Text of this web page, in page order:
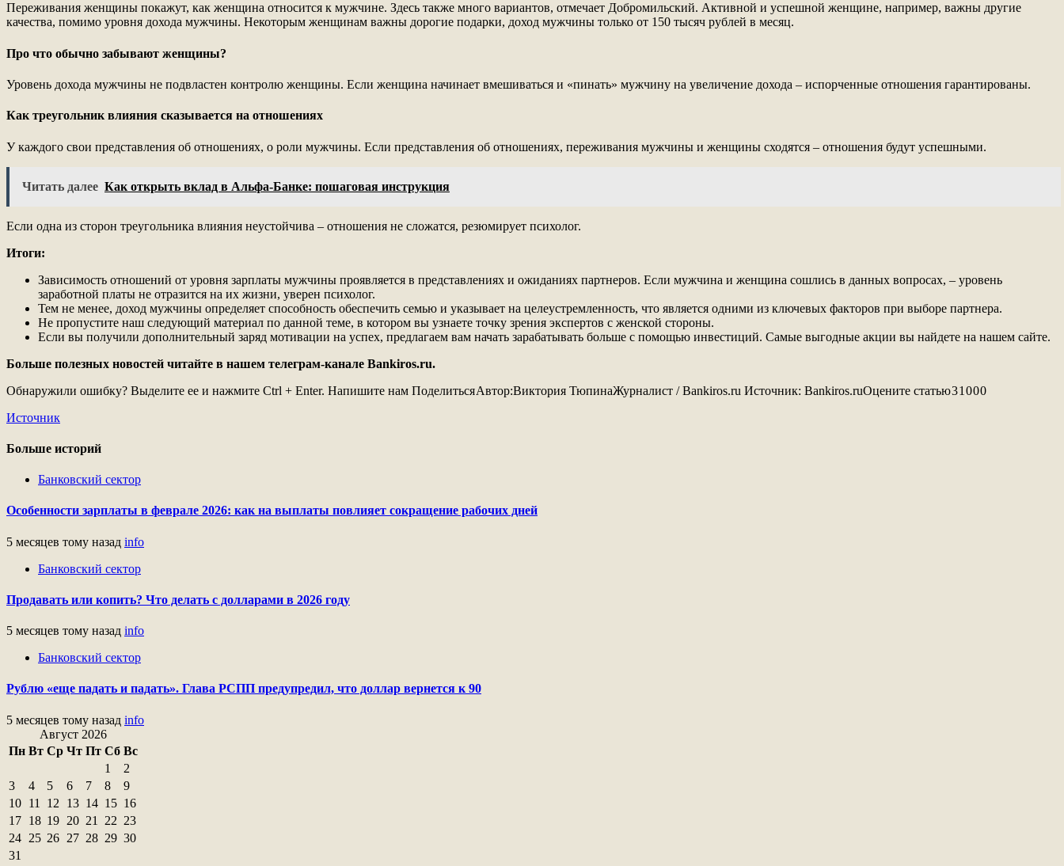
Переживания женщины покажут, как женщина относится к мужчине. Здесь также много вариантов, отмечает Добромильский. Активной и успешной женщине, например, важны другие
качества, помимо уровня дохода мужчины. Некоторым женщинам важны дорогие подарки, доход мужчины только от 150 тысяч рублей в месяц.
Про что обычно забывают женщины?
Уровень дохода мужчины не подвластен контролю женщины. Если женщина начинает вмешиваться и «пинать» мужчину на увеличение дохода – испорченные отношения гарантированы.
Как треугольник влияния сказывается на отношениях
У каждого свои представления об отношениях, о роли мужчины. Если представления об отношениях, переживания мужчины и женщины сходятся – отношения будут успешными.
Читать далее Как открыть вклад в Альфа-Банке: пошаговая инструкция
Если одна из сторон треугольника влияния неустойчива – отношения не сложатся, резюмирует психолог.
Итоги:
Зависимость отношений от уровня зарплаты мужчины проявляется в представлениях и ожиданиях партнеров. Если мужчина и женщина сошлись в данных вопросах, – уровень
заработной платы не отразится на их жизни, уверен психолог.
Тем не менее, доход мужчины определяет способность обеспечить семью и указывает на целеустремленность, что является одними из ключевых факторов при выборе партнера.
Не пропустите наш следующий материал по данной теме, в котором вы узнаете точку зрения экспертов с женской стороны.
Если вы получили дополнительный заряд мотивации на успех, предлагаем вам начать зарабатывать больше с помощью инвестиций. Самые выгодные акции вы найдете на нашем сайте.
Больше полезных новостей читайте в нашем телеграм-канале Bankiros.ru.
Обнаружили ошибку? Выделите ее и нажмите Ctrl + Enter. Напишите нам ПоделитьсяАвтор:Виктория ТюпинаЖурналист / Bankiros.ru Источник: Bankiros.ruОцените статью31 000
Источник
Больше историй
Банковский сектор
Особенности зарплаты в феврале 2026: как на выплаты повлияет сокращение рабочих дней
5 месяцев тому назад info
Банковский сектор
Продавать или копить? Что делать с долларами в 2026 году
5 месяцев тому назад info
Банковский сектор
Рублю «еще падать и падать». Глава РСПП предупредил, что доллар вернется к 90
5 месяцев тому назад info
Август 2026
Пн Вт Ср Чт Пт Сб Вс
1
2
3
4 5 6 7 8
9
10 11 12 13 14 15 16
17 18 19 20 21 22 23
24 25 26 27 28 29 30
31